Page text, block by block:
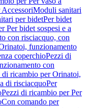
Moduli sanitari
per bidetPer bidet
Per bidet sospesi e a
con risciacquo, con
funzionamento
coperchioPezzi di
con
di ricambio per Orinatoi,
di risciacquoPer
Pezzi di ricambio per Per
Con comando per